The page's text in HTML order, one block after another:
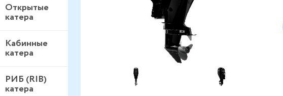
Открытые
катера
Кабинные
катера
РИБ (RIB)
катера